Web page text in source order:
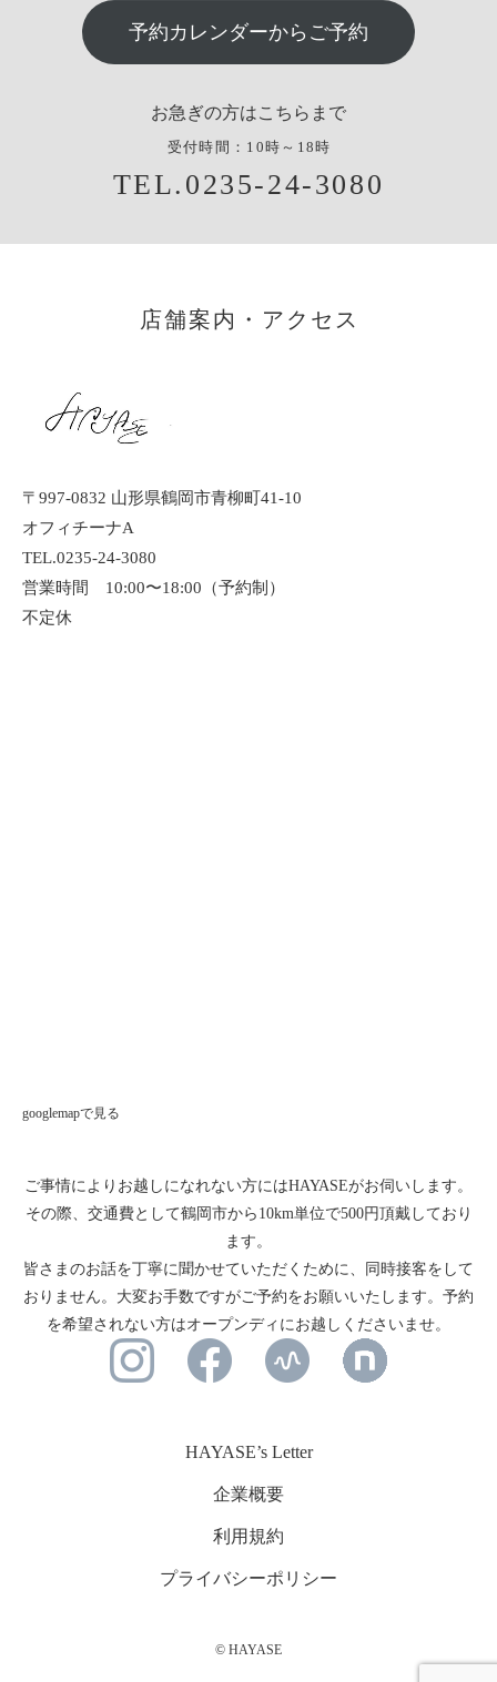
予約カレンダーからご予約
お急ぎの方はこちらまで
受付時間：10時～18時
TEL.0235-24-3080
店舗案内・アクセス
〒997-0832 山形県鶴岡市青柳町41-10
オフィチーナA
TEL.0235-24-3080
営業時間 10:00〜18:00（予約制）
不定休
googlemapで見る
ご事情によりお越しになれない方にはHAYASEがお伺いします。
その際、交通費として鶴岡市から10km単位で500円頂戴しており
ます。
皆さまのお話を丁寧に聞かせていただくために、同時接客をして
おりません。大変お手数ですがご予約をお願いいたします。予約
を希望されない方はオープンディにお越しくださいませ。
HAYASE’s Letter
企業概要
利用規約
プライバシーポリシー
© HAYASE